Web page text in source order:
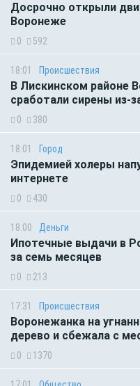
Досрочно открыли
Воронеже
0 592
18:01 Происшествия
В Лискинском районе
сработали сирены из-
0 380
18:01 Город
Эпидемией холеры
интернете
0 430
18:00 Деньги
Ипотечные выдачи в
за семь месяцев
0 213
17:31 Происшествия
Воронежанка на
дерево и сбежала с
0 1370